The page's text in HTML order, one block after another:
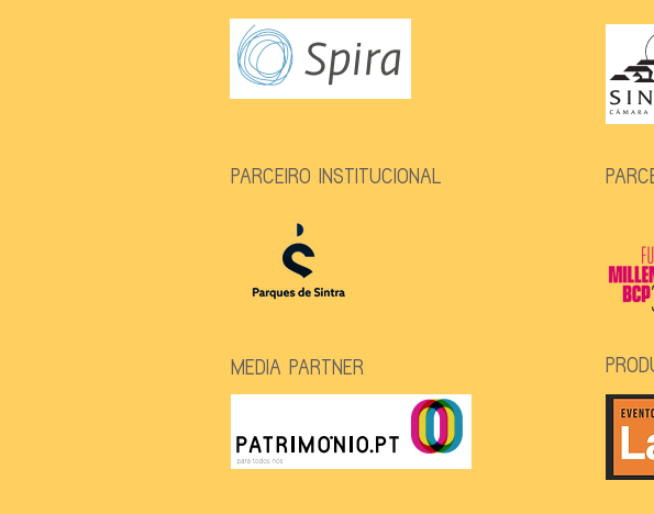
PARCEIRO INSTITUCIONAL
MEDIA PARTNER